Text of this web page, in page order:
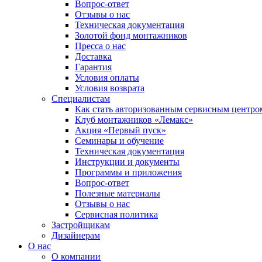
Вопрос-ответ
Отзывы о нас
Техническая документация
Золотой фонд монтажников
Пресса о нас
Доставка
Гарантия
Условия оплаты
Условия возврата
Специалистам
Как стать авторизованным сервисным
Клуб монтажников «Лемакс»
Акция «Первый пуск»
Семинары и обучение
Техническая документация
Инструкции и документы
Программы и приложения
Вопрос-ответ
Полезные материалы
Отзывы о нас
Сервисная политика
Застройщикам
Дизайнерам
О нас
О компании